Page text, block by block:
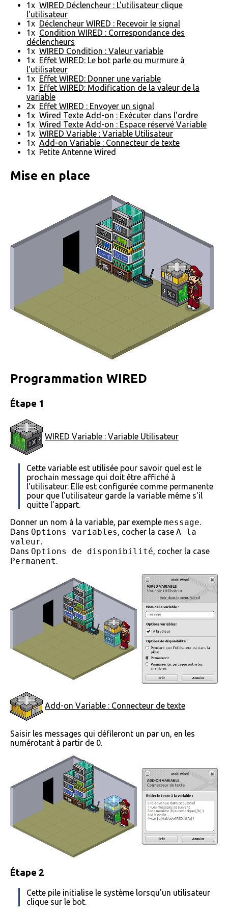
1x WIRED Déclencheur : L'utilisateur clique
l'utilisateur
1x Déclencheur WIRED : Recevoir le signal
1x Condition WIRED : Correspondance des
déclencheurs
1x WIRED Condition : Valeur variable
1x Effet WIRED: Le bot parle ou murmure à
l'utilisateur
1x Effet WIRED: Donner une variable
1x Effet WIRED: Modification de la valeur de la
variable
2x Effet WIRED : Envoyer un signal
1x Wired Texte Add-on : Exécuter dans l'ordre
1x Wired Texte Add-on : Espace réservé Variable
1x WIRED Variable : Variable Utilisateur
1x Add-on Variable : Connecteur de texte
1x Petite Antenne Wired
Mise en place
Programmation WIRED
Étape 1
WIRED Variable : Variable Utilisateur
Cette variable est utilisée pour savoir quel est le
prochain message qui doit être affiché à
l'utilisateur. Elle est configurée comme permanente
pour que l'utilisateur garde la variable même s'il
quitte l'appart.
Donner un nom à la variable, par exemple message.
Dans Options variables, cocher la case A la
valeur.
Dans Options de disponibilité, cocher la case
Permanent.
Add-on Variable : Connecteur de texte
Saisir les messages qui défileront un par un, en les
numérotant à partir de 0.
Étape 2
Cette pile initialise le système lorsqu'un utilisateur
clique sur le bot.